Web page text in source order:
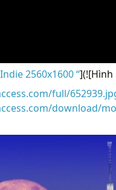
2560x1600 “](![Hình
full/
download/